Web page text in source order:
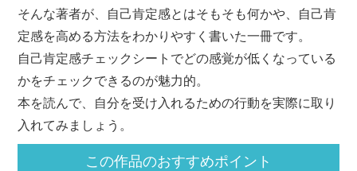
そんな著者が、自己肯定感とはそもそも何かや、自己肯
定感を高める方法をわかりやすく書いた一冊です。
自己肯定感チェックシートでどの感覚が低くなっている
かをチェックできるのが魅力的。
本を読んで、自分を受け入れるための行動を実際に取り
入れてみましょう。
この作品のおすすめポイント